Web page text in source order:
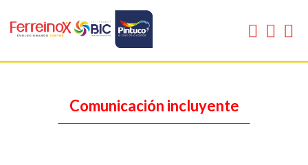
Comunicación incluyente